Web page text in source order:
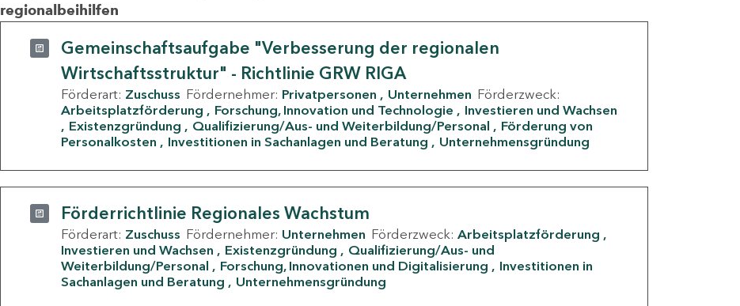
regionalbeihilfen
Gemeinschaftsaufgabe "Verbesserung der regionalen
Wirtschaftsstruktur" - Richtlinie GRW RIGA
Förderart: Zuschuss Fördernehmer: Privatpersonen Unternehmen Förderzweck:
Arbeitsplatzförderung
Forschung, Innovation und Technologie
Investieren und Wachsen
Existenzgründung
Qualifizierung/Aus- und Weiterbildung/Personal
Förderung von
Personalkosten
Investitionen in Sachanlagen und Beratung Unternehmensgründung
Förderrichtlinie Regionales Wachstum
Förderart: Zuschuss Fördernehmer: Unternehmen Förderzweck: Arbeitsplatzförderung
Investieren und Wachsen
Existenzgründung
Qualifizierung/Aus- und
Weiterbildung/Personal
Forschung, Innovationen und Digitalisierung
Investitionen in
Sachanlagen und Beratung
Unternehmensgründung